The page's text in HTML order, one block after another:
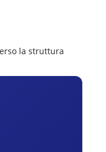
la struttura